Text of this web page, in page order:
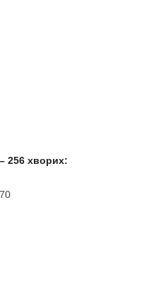
256 хворих: